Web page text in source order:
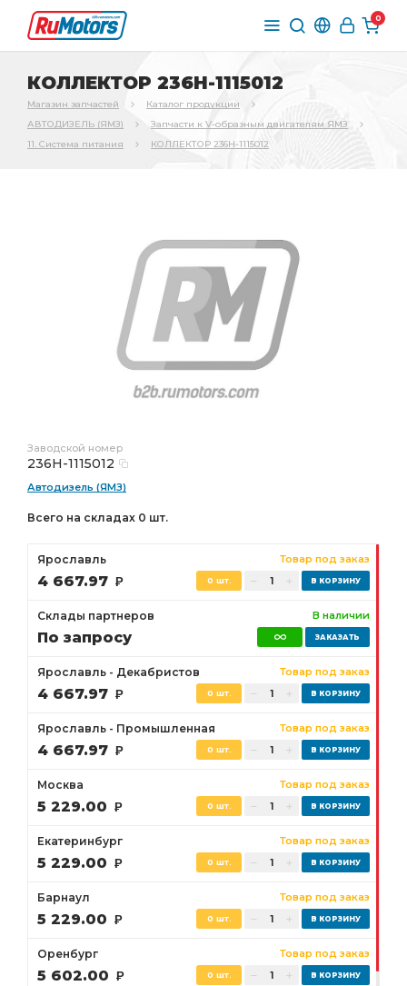
0
КОЛЛЕКТОР 236Н-1115012
Магазин запчастей
Каталог продукции
АВТОДИЗЕЛЬ (ЯМЗ)
Запчасти к V-образным двигателям ЯМЗ
11. Система питания
КОЛЛЕКТОР 236Н-1115012
Заводской номер
236Н-1115012
Автодизель (ЯМЗ)
Всего на складах 0 шт.
Ярославль Товар под заказ
4 667.97 Р 0 шт.
Склады партнеров В наличии
По запросу
Ярославль - Декабристов Товар под заказ
4 667.97 Р 0 шт.
Ярославль - Промышленная Товар под заказ
4 667.97 Р 0 шт.
Москва Товар под заказ
5 229.00 Р 0 шт.
Екатеринбург Товар под заказ
5 229.00 Р 0 шт.
Барнаул Товар под заказ
5 229.00 Р 0 шт.
Оренбург Товар под заказ
5 602.00 Р 0 шт.